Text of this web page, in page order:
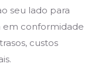
seu lado para
em conformidade
custos